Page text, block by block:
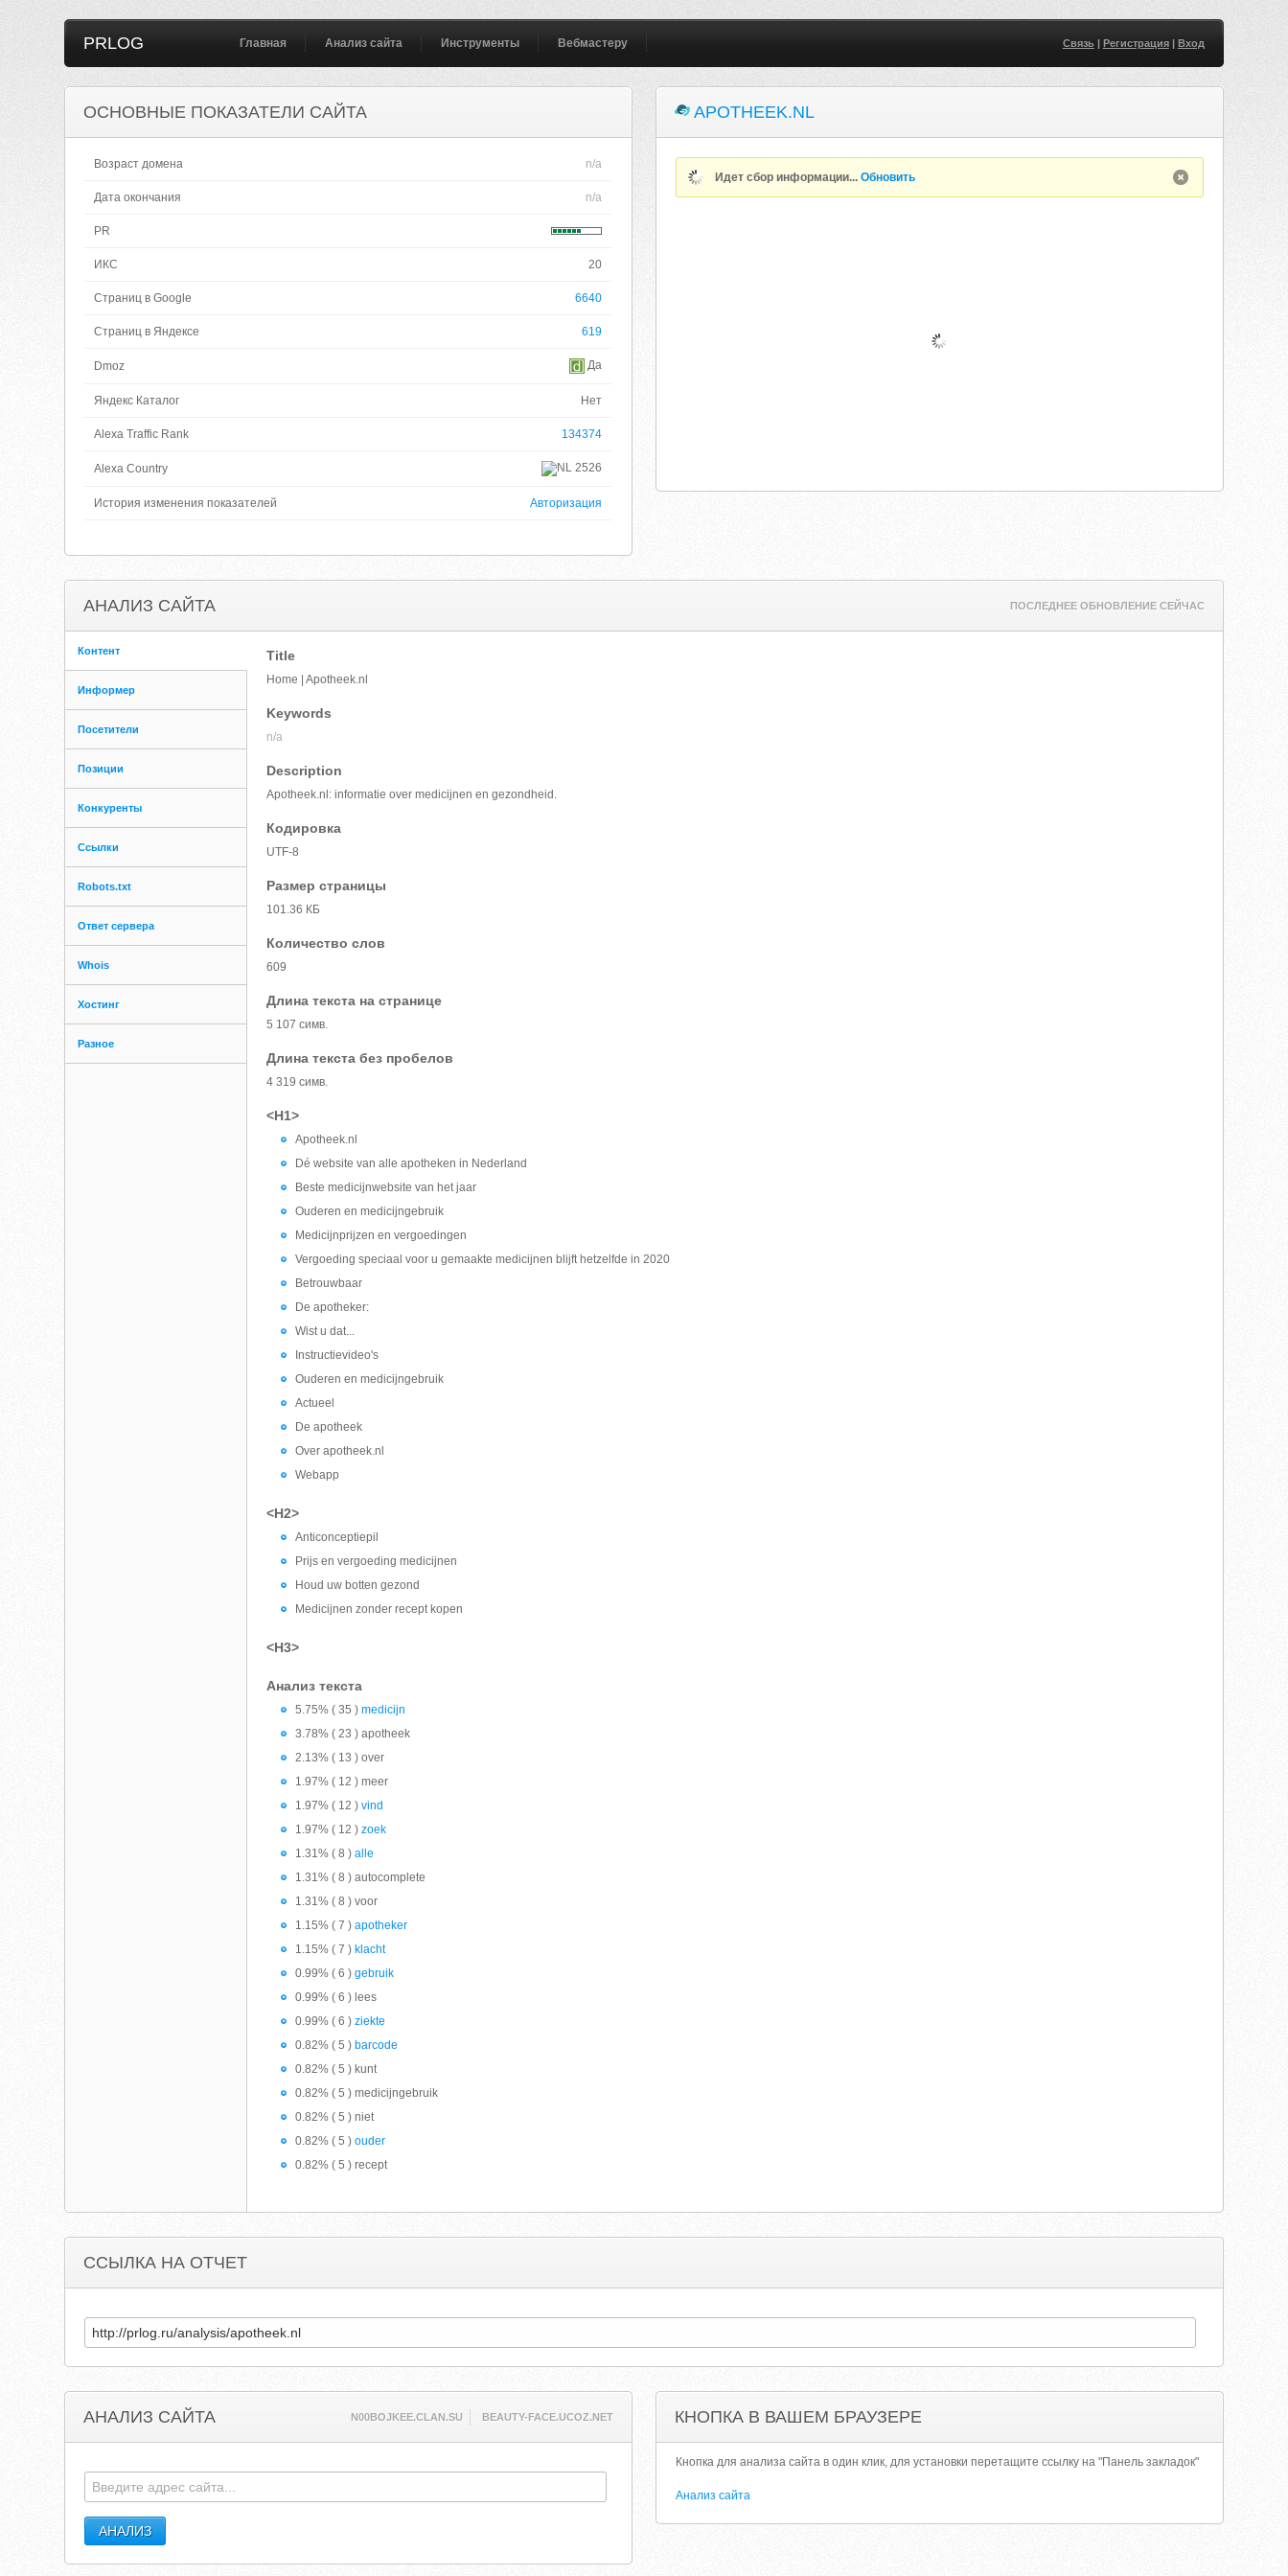
PRLOG Главная Анализ сайта Инструменты Вебмастеру Связь| Регистрация| Вход
ОСНОВНЫЕ ПОКАЗАТЕЛИ САЙТА
Возраст домена n/a
Дата окончания n/a
PR
ИКС 20
Страниц в Google 6640
Страниц в Яндексе 619
Dmoz Да
Яндекс Каталог Нет
Alexa Traffic Rank 134374
Alexa Country 2526
История изменения показателей Авторизация
APOTHEEK.NL
Идет сбор информации...Обновить
АНАЛИЗ САЙТА ПОСЛЕДНЕЕ ОБНОВЛЕНИЕ СЕЙЧАС
Контент
Информер
Посетители
Позиции
Конкуренты
Ссылки
Robots.txt
Ответ сервера
Whois
Хостинг
Разное
Title
Home | Apotheek.nl
Keywords
n/a
Description
Apotheek.nl: informatie over medicijnen en gezondheid.
Кодировка
UTF-8
Размер страницы
101.36 КБ
Количество слов
609
Длина текста на странице
5 107 симв.
Длина текста без пробелов
4 319 симв.
<H1>
Apotheek.nl
Dé website van alle apotheken in Nederland
Beste medicijnwebsite van het jaar
Ouderen en medicijngebruik
Medicijnprijzen en vergoedingen
Vergoeding speciaal voor u gemaakte medicijnen blijft hetzelfde in 2020
Betrouwbaar
De apotheker:
Wist u dat...
Instructievideo's
Ouderen en medicijngebruik
Actueel
De apotheek
Over apotheek.nl
Webapp
<H2>
Anticonceptiepil
Prijs en vergoeding medicijnen
Houd uw botten gezond
Medicijnen zonder recept kopen
<H3>
Анализ текста
5.75% ( 35 )medicijn
3.78% ( 23 ) apotheek
2.13% ( 13 ) over
1.97% ( 12 ) meer
1.97% ( 12 )vind
1.97% ( 12 )zoek
1.31% ( 8 )alle
1.31% ( 8 ) autocomplete
1.31% ( 8 ) voor
1.15% ( 7 )apotheker
1.15% ( 7 ) klacht
0.99% ( 6 )gebruik
0.99% ( 6 ) lees
0.99% ( 6 )ziekte
0.82% ( 5 ) barcode
0.82% ( 5 ) kunt
0.82% ( 5 ) medicijngebruik
0.82% ( 5 ) niet
0.82% ( 5 )ouder
0.82% ( 5 ) recept
ССЫЛКА НА ОТЧЕТ
АНАЛИЗ САЙТА N00BOJKEE.CLAN.SU BEAUTY-FACE.UCOZ.NET КНОПКА В ВАШЕМ БРАУЗЕРЕ
Кнопка для анализа сайта в один клик, для установки перетащите ссылку на "Панель закладок"
Анализ сайта